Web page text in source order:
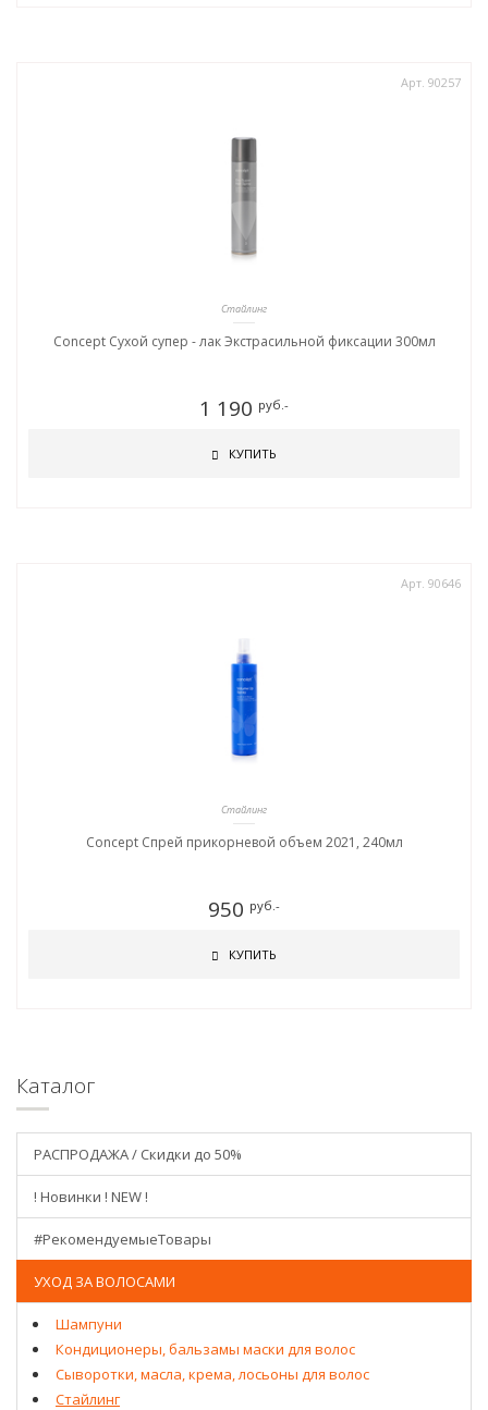
Арт. 90257
Стайлинг
Concept Сухой супер - лак Экстрасильной фиксации 300мл
1 190 руб.-
КУПИТЬ
Арт. 90646
Стайлинг
Concept Спрей прикорневой объем 2021, 240мл
950 руб.-
КУПИТЬ
Каталог
РАСПРОДАЖА / Скидки до 50%
! Новинки ! NEW !
#РекомендуемыеТовары
УХОД ЗА ВОЛОСАМИ
Шампуни
Кондиционеры, бальзамы маски для волос
Сыворотки, масла, крема, лосьоны для волос
Стайлинг